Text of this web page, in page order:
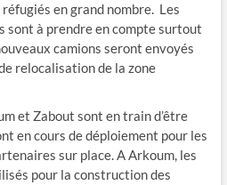
en grand nombre. Les
sont à prendre en compte surtout
camions seront envoyés
relocalisation de la zone
et Zabout sont en train d’être
en cours de déploiement pour les
sur place. A Arkoum, les
pour la construction des